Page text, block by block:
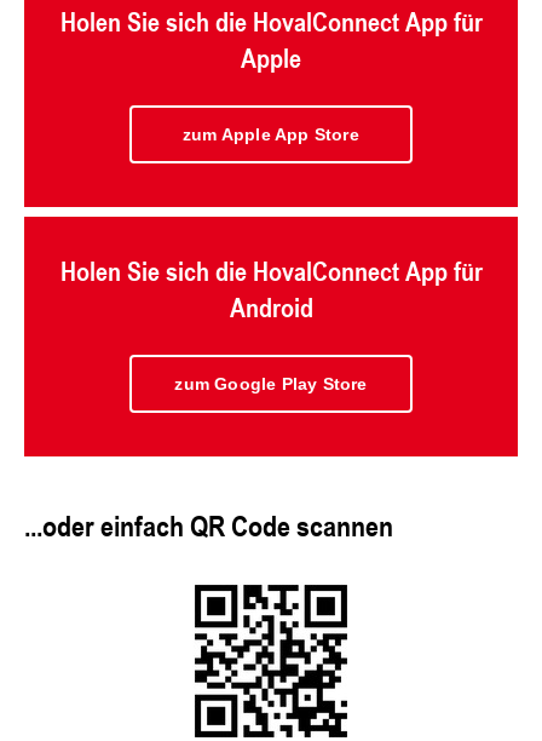
Holen Sie sich die HovalConnect App für
Apple
zum Apple App Store
Holen Sie sich die HovalConnect App für
Android
zum Google Play Store
...oder einfach QR Code scannen